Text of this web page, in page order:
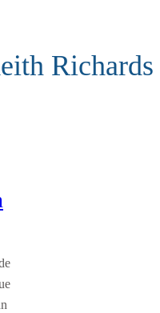
Richards